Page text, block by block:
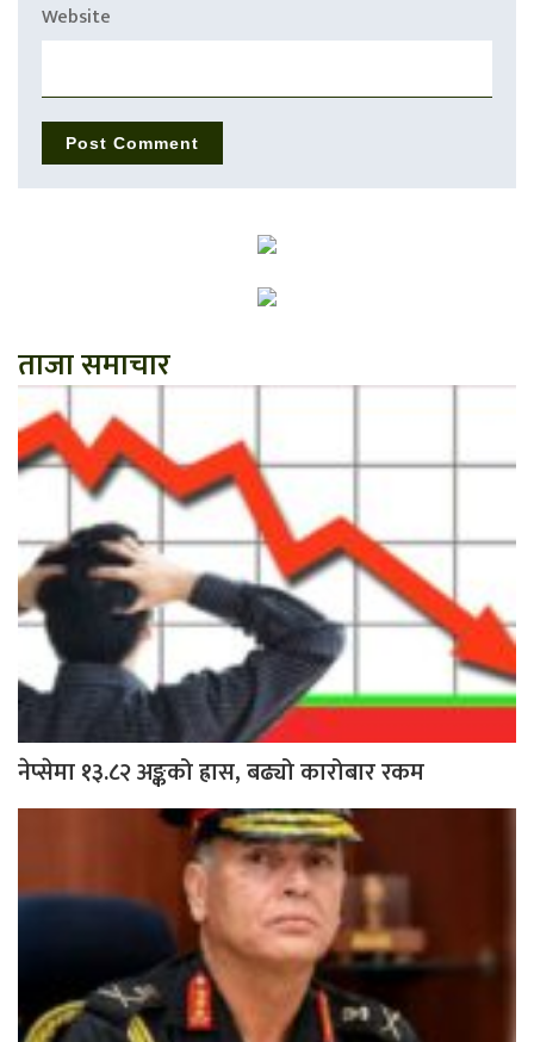
Website
ताजा समाचार
नेप्सेमा १३.८२ अङ्कको ह्रास, बढ्यो कारोबार रकम